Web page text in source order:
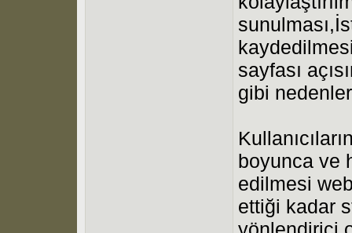
sayfası
gibi
boyunca ve
edilmesi
ettiği kadar